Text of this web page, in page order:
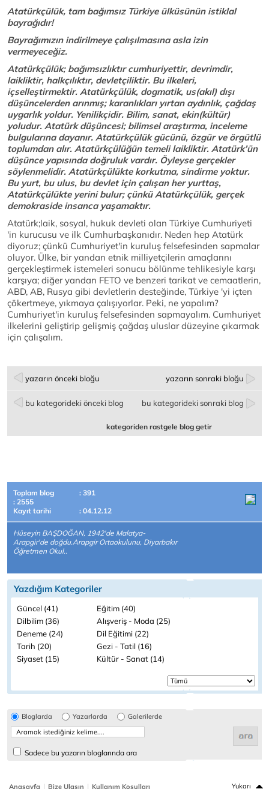
Atatürkçülük, tam bağımsız Türkiye ülküsünün istiklal
bayrağıdır!
Bayrağımızın indirilmeye çalışılmasına asla izin
vermeyeceğiz.
Atatürkçülük; bağımsızlıktır cumhuriyettir, devrimdir,
laikliktir, halkçılıktır, devletçiliktir. Bu ilkeleri,
içselleştirmektir. Atatürkçülük, dogmatik, us(akıl) dışı
düşüncelerden arınmış; karanlıkları yırtan aydınlık, çağdaş
uygarlık yoldur. Yenilikçidir. Bilim, sanat, ekin(kültür)
yoludur. Atatürk düşüncesi; bilimsel araştırma, inceleme
bulgularına dayanır. Atatürkçülük gücünü, özgür ve örgütlü
toplumdan alır. Atatürkçülüğün temeli laikliktir. Atatürk’ün
düşünce yapısında doğruluk vardır. Öyleyse gerçekler
söylenmelidir. Atatürkçülükte korkutma, sindirme yoktur.
Bu yurt, bu ulus, bu devlet için çalışan her yurttaş,
Atatürkçülükte yerini bulur; çünkü Atatürkçülük, gerçek
demokraside insanca yaşamaktır.
Atatürk;laik, sosyal, hukuk devleti olan Türkiye Cumhuriyeti
'in kurucusu ve ilk Cumhurbaşkanıdır. Neden hep Atatürk
diyoruz; çünkü Cumhuriyet'in kuruluş felsefesinden sapmalar
oluyor. Ülke, bir yandan etnik milliyetçilerin amaçlarını
gerçekleştirmek istemeleri sonucu bölünme tehlikesiyle karşı
karşıya; diğer yandan FETO ve benzeri tarikat ve cemaatlerin,
ABD, AB, Rusya gibi devletlerin desteğinde, Türkiye 'yi içten
çökertmeye, yıkmaya çalışıyorlar. Peki, ne yapalım?
Cumhuriyet'in kuruluş felsefesinden sapmayalım. Cumhuriyet
ilkelerini geliştirip gelişmiş çağdaş uluslar düzeyine çıkarmak
için çalışalım.
yazarın önceki bloğu yazarın sonraki bloğu
bu kategorideki önceki blog bu kategorideki sonraki blog
kategoriden rastgele blog getir
Toplam blog
: 391
: 2555
Kayıt tarihi
: 04.12.12
Hüseyin BAŞDOĞAN, 1942'de Malatya-
Arapgir'de doğdu.Arapgir Ortaokulunu, Diyarbakır
Öğretmen Okul..
Yazdığım Kategoriler
Güncel (41)
Eğitim (40)
Dilbilim (36)
Alışveriş - Moda (25)
Deneme (24)
Dil Eğitimi (22)
Tarih (20)
Gezi - Tatil (16)
Siyaset (15)
Kültür - Sanat (14)
Bloglarda Yazarlarda Galerilerde
Sadece bu yazarın bloglarında ara
Anasayfa | Bize Ulaşın | Kullanım Koşulları Yukarı